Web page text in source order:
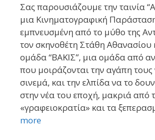
Σας παρουσιάζουμε την ταινία
μια Κινηματογραφική
εμπνευσμένη από το μύθο της
τον σκηνοθέτη Στάθη Αθανασίου
ομάδα “ΒΑΚΙΣ”, μια ομάδα από
που μοιράζονται την αγάπη τους
σινεμά, και την ελπίδα να το
στην νέα του εποχή, μακριά από
«γραφειοκρατία» και τα
more